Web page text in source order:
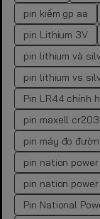
pin kiềm gp aa
pin Lithium 3V
pin lithium và
pin lithium vs
Pin LR44 chính
pin maxell
pin máy đo
pin nation power
pin nation
Pin National